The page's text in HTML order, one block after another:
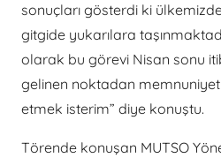
sonuçları gösterdi ki
gitgide yukarılara
olarak bu görevi Nisan sonu
gelinen noktadan
etmek isterim” diye konuştu.
Törende konuşan MUTSO